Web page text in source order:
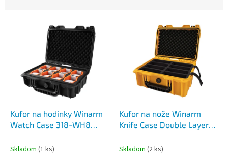
Kufor na hodinky Winarm
Watch Case 318-WH8
Skladom (1 ks)
Kufor na nože Winarm
Knife Case Double Layer
Skladom (2 ks)